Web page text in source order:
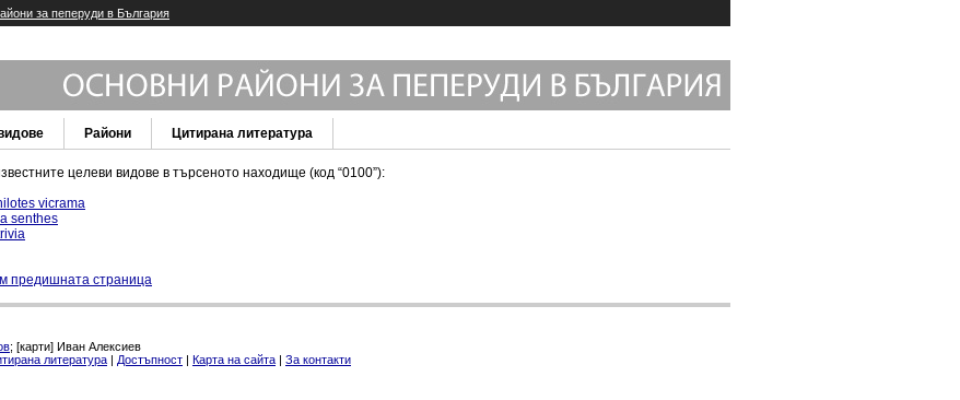
за пеперуди в България
Райони Цитирана литература
целеви видове в търсеното находище (код “0100”):
vicrama
senthes
предишната страница
; [карти] Иван Алексиев
литература | Достъпност | Карта на сайта | За контакти